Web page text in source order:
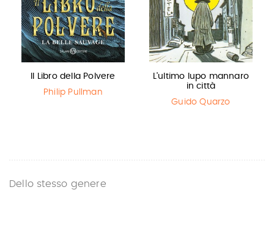
Il Libro della Polvere
Philip Pullman
L'ultimo lupo mannaro
in città
Guido Quarzo
Dello stesso genere